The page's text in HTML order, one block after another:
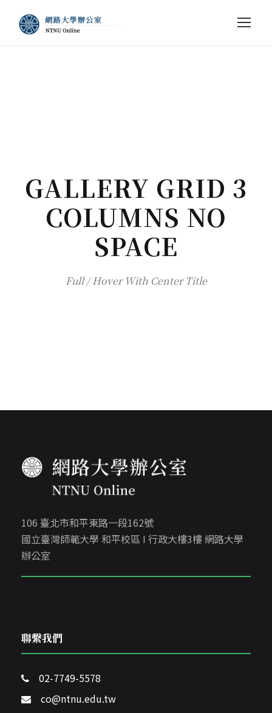
GALLERY GRID 3
COLUMNS NO
SPACE
Full / Hover With Center Title
106 臺北市和平東路一段162號
國立臺灣師範大學 和平校區 I 行政大樓3樓 網路大學
辦公室
聯繫我們
02-7749-5578
co@ntnu.edu.tw